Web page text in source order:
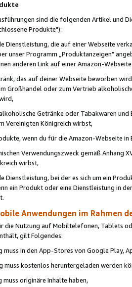
sind die folgenden Artikel und
Produkte"):
Dienstleistung, die auf einer Webseite
unser Programm „Produktanzeigen"
anderen Link auf einer Amazon-
das auf deiner Webseite beworben
Großhandel oder zum Vertrieb
Getränke oder Tabakwaren
Vereinigten Königreich wirbst,
wenn du für die Amazon-Webseite in
Verwendungszweck gemäß Anhang
wirbst,
Dienstleistung, bei der es sich um ein
ein Produkt oder eine Dienstleistung in
Anwendungen im Rahmen
die Nutzung auf Mobiltelefonen, Tablets
gilt Folgendes:
muss in den App-Stores von Google Play,
muss kostenlos heruntergeladen werden
muss originäre Inhalte haben,